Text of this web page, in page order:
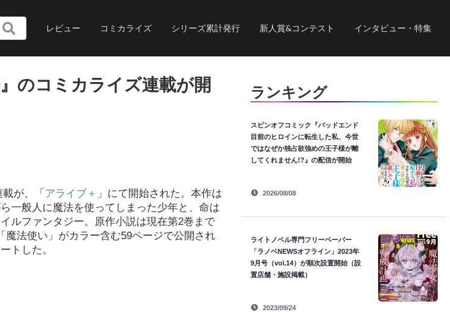
レビュー コミカライズ シリーズ累計発行 新人賞&コンテスト インタビュー・特集
のコミカライズ連載が開
が、「 アライブ＋ 」にて開始された。本作は
一般人に魔法を使ってしまった少年と、命は
ルファンタジー。原作小説は現在第2巻まで
魔法使い」がカラー含む59ページで公開され
トした。
ランキング
スピンオフコミック『バッドエンド
目前のヒロインに転生した私、今世
ではなぜか独占欲強めの王子様が離
してくれません!?』の配信が開始
2026/08/08
ライトノベル専門フリーペーパー
「ラノベNEWSオフライン」2023年
9月号（vol.14）が順次設置開始（設
置店舗・施設掲載）
2023/09/24